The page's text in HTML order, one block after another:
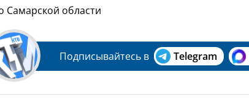
Самарской области
Подписывайтесь в Telegram